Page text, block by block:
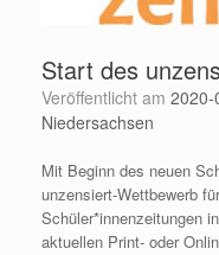
Start des
Veröffentlicht am 2020-
Niedersachsen
Mit Beginn des neuen
unzensiert-Wettbewerb
Schüler*innenzeitungen
aktuellen Print- oder